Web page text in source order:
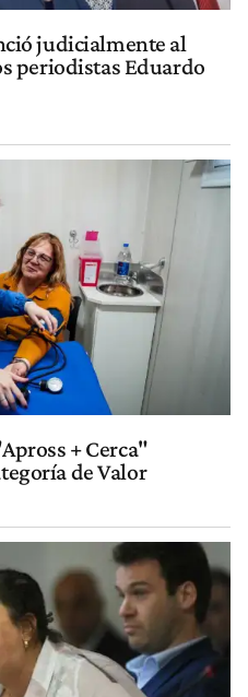
judicialmente al
periodistas Eduardo
+ Cerca"
de Valor